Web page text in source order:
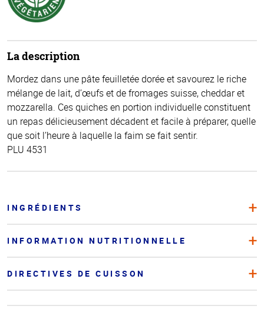
La description
Mordez dans une pâte feuilletée dorée et savourez le riche
mélange de lait, d’œufs et de fromages suisse, cheddar et
mozzarella. Ces quiches en portion individuelle constituent
un repas délicieusement décadent et facile à préparer, quelle
que soit l’heure à laquelle la faim se fait sentir.
PLU 4531
INGRÉDIENTS
INFORMATION NUTRITIONNELLE
DIRECTIVES DE CUISSON